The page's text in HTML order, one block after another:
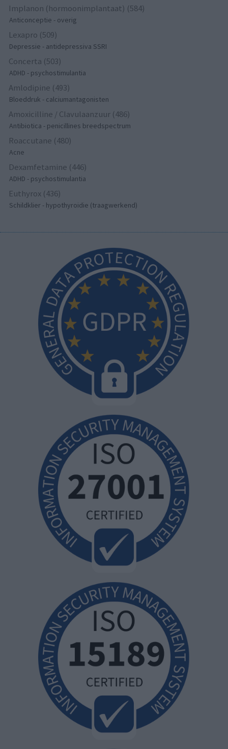
Implanon (hormoonimplantaat) (584)
Anticonceptie - overig
Lexapro (509)
Depressie - antidepressiva SSRI
Concerta (503)
ADHD - psychostimulantia
Amlodipine (493)
Bloeddruk - calciumantagonisten
Amoxicilline / Clavulaanzuur (486)
Antibiotica - penicillines breedspectrum
Roaccutane (480)
Acne
Dexamfetamine (446)
ADHD - psychostimulantia
Euthyrox (436)
Schildklier - hypothyroidie (traagwerkend)